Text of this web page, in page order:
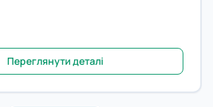
Переглянути деталі